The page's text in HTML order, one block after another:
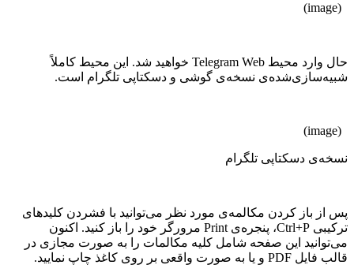
(image)
حال وارد محیط Telegram Web خواهید شد. این محیط کاملاً
شبیه‌سازی‌شده‌ی نسخه‌ی گوشی و دسکتاپی تلگرام است.
(image)
نسخه‌ی دسکتاپی تلگرام
پس از باز کردن مکالمه‌ی مورد نظر می‌توانید با فشردن کلیدهای
ترکیبی Ctrl+P، پنجره‌ی Print مرورگر خود را باز کنید. اکنون
می‌توانید این صفحه شامل کلیه مکالمات را به صورت مجازی در
قالب فایل PDF و یا به صورت واقعی بر روی کاغذ چاپ نمایید.